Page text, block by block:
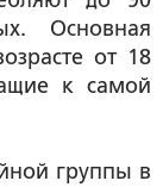
Основная
от 18
к самой
группы в